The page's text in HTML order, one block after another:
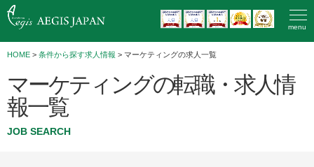
menu
HOME > 条件から探す求人情報 > マーケティングの求人一覧
マーケティングの転職・求人情
報一覧
JOB SEARCH